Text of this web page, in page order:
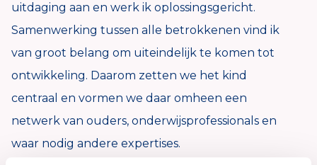
uitdaging aan en werk ik oplossingsgericht.
Samenwerking tussen alle betrokkenen vind ik
van groot belang om uiteindelijk te komen tot
ontwikkeling. Daarom zetten we het kind
centraal en vormen we daar omheen een
netwerk van ouders, onderwijsprofessionals en
waar nodig andere expertises.